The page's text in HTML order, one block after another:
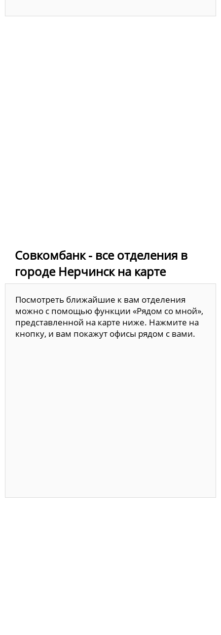
Совкомбанк - все отделения в
городе Нерчинск на карте
Посмотреть ближайшие к вам отделения
можно с помощью функции «Рядом со мной»,
представленной на карте ниже. Нажмите на
кнопку, и вам покажут офисы рядом с вами.